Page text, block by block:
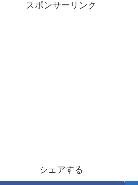
スポンサーリンク
シェアする